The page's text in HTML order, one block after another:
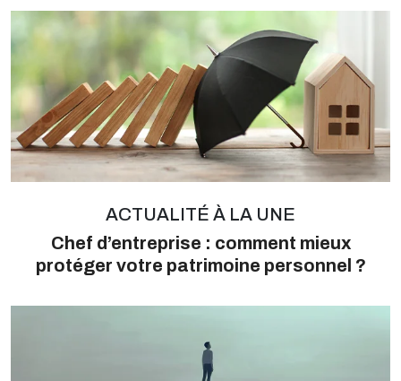
ACTUALITÉ À LA UNE
Chef d’entreprise : comment mieux
protéger votre patrimoine personnel ?